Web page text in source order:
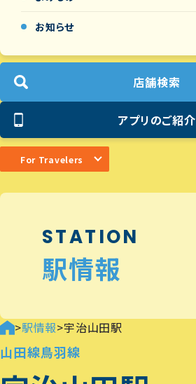
お知らせ
店舗検索
アプリのご紹介
For Travelers
STATION
駅情報
>駅情報>宇治山田駅
山田線鳥羽線